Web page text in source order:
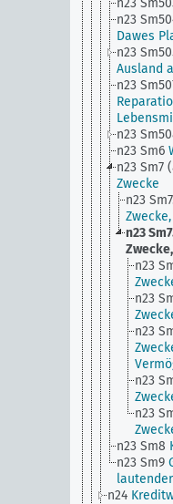
n23
n23
Dawes
n23
Ausland
n23
n23
n23 Sm6
n23 Sm7
Zwecke
n23
n23
n23
n23
n23
n23
n23
n23 Sm8
n23 Sm9
n24